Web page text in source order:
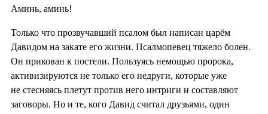
Аминь, аминь!
Только что прозвучавший псалом был написан царём
Давидом на закате его жизни. Псалмопевец тяжело болен.
Он прикован к постели. Пользуясь немощью пророка,
активизируются не только его недруги, которые уже
не стесняясь плетут против него интриги и составляют
заговоры. Но и те, кого Давид считал друзьями, один